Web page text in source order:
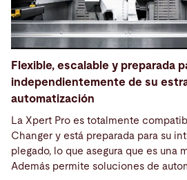
Flexible, escalable y preparada
independientemente de su
automatización
La Xpert Pro es totalmente
Changer y está preparada para su
plegado, lo que asegura que es una
Además permite soluciones de